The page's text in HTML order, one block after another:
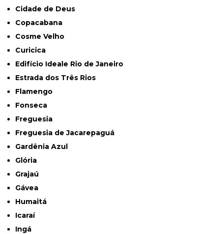
Cidade de Deus
Copacabana
Cosme Velho
Curicica
Edifício Ideale Rio de Janeiro
Estrada dos Três Rios
Flamengo
Fonseca
Freguesia
Freguesia de Jacarepaguá
Gardênia Azul
Glória
Grajaú
Gávea
Humaitá
Icaraí
Ingá